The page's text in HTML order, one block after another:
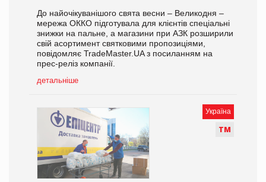
До найочікуванішого свята весни – Великодня –
мережа ОККО підготувала для клієнтів спеціальні
знижки на пальне, а магазини при АЗК розширили
свій асортимент святковими пропозиціями,
повідомляє TradeMaster.UA з посиланням на
прес-реліз компанії.
детальніше
Україна
ТМ